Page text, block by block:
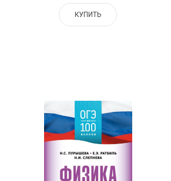
КУПИТЬ